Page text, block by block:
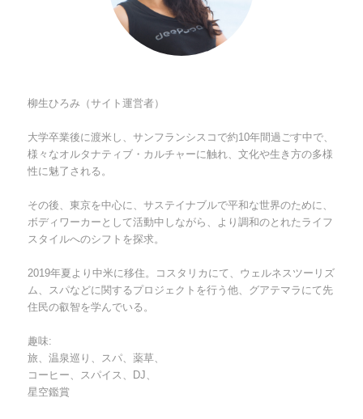
柳生ひろみ（サイト運営者）
大学卒業後に渡米し、サンフランシスコで約10年間過ごす中で、
様々なオルタナティブ・カルチャーに触れ、文化や生き方の多様
性に魅了される。
その後、東京を中心に、サステイナブルで平和な世界のために、
ボディワーカーとして活動中しながら、より調和のとれたライフ
スタイルへのシフトを探求。
2019年夏より中米に移住。コスタリカにて、ウェルネスツーリズ
ム、スパなどに関するプロジェクトを行う他、グアテマラにて先
住民の叡智を学んでいる。
趣味:
旅、温泉巡り、スパ、薬草、
コーヒー、スパイス、DJ、
星空鑑賞